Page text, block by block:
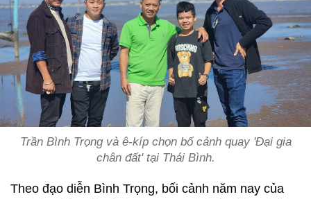
Trần Bình Trọng và ê-kíp chọn bố cảnh quay 'Đại gia
chân đất' tại Thái Bình.
Theo đạo diễn Bình Trọng, bối cảnh năm nay của